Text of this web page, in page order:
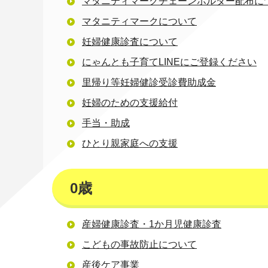
マタニティマークについて
妊婦健康診査について
にゃんとも子育てLINEにご登録ください
里帰り等妊婦健診受診費助成金
妊婦のための支援給付
手当・助成
ひとり親家庭への支援
0歳
産婦健康診査・1か月児健康診査
こどもの事故防止について
産後ケア事業